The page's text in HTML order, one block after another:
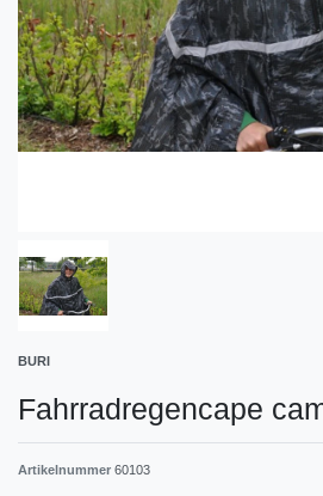
BURI
Fahrradregencape
Artikelnummer 60103